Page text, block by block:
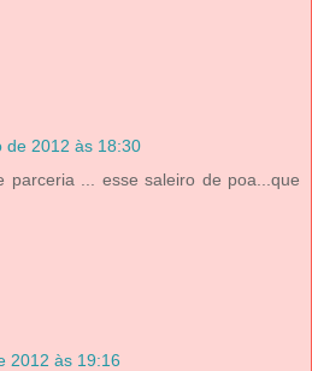
de 2012 às 18:30
parceria ... esse saleiro de poa...que
2012 às 19:16